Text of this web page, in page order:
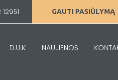
GAUTI PASIŪLYMĄ
D.U.K NAUJIENOS